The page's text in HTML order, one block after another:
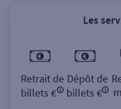
Les
Retrait de
billets €
Dépôt de
billets €